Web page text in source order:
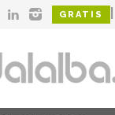
GRATIS